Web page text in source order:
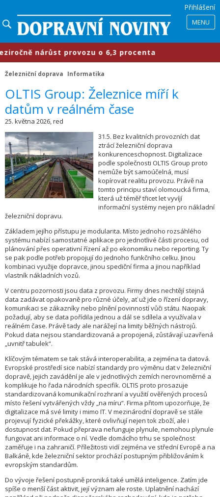
Přihlášení
MENU
nárůst provozu o 6,3 procenta
Železniční doprava Informatika
​OLTIS Group: Železnice míří k
datům v reálném čase
25. května 2026, red
31.5. Bez kvalitních provozních dat
ztrácí železniční doprava
konkurenceschopnost. Digitalizace
podle společnosti OLTIS Group proto
nemůže být samoúčelná, musí
kopírovat realitu provozu. Právě na
tomto principu staví olomoucká firma,
která už téměř třicet let vyvíjí
informační systémy nejen pro nákladní
železniční dopravu.
Základem jejího přístupu je modularita. Místo jednoho rozsáhlého
systému nabízí samostatné aplikace pro jednotlivé části procesu, od
plánování přes operativní řízení až po ekonomiku nebo reporting. Ty
se pak podle potřeb propojují do jednoho funkčního celku. Jinou
kombinaci využije dopravce, jinou spediční firma a jinou například
vlastník nákladních vozů.
V centru pozornosti jsou data z provozu. Firmy dnes nechtějí stejná
data zadávat opakovaně pro různé účely, ať už jde o řízení dopravy,
komunikaci se zákazníky nebo plnění povinností vůči státu. Naopak
požadují, aby se data pořídila jednou a dál se sdílela a využívala v
reálném čase. Právě tady ale narážejí na limity běžných nástrojů.
Pokud data nejsou standardizovaná a propojená, zůstávají uzavřená
„uvnitř tabulek“.
Klíčovým tématem se tak stává interoperabilita, a zejména ta datová.
Evropské prostředí sice nabízí standardy pro výměnu dat v železniční
dopravě, jejich zavádění je ale v jednotlivých zemích nerovnoměrné a
komplikuje ho řada národních specifik. OLTIS proto prosazuje
standardizovaná komunikační rozhraní a využití ověřených procesů
místo řešení vytvářených vždy „na míru“. Firma přitom upozorňuje, že
digitalizace má své limity i mimo IT. V mezinárodní dopravě se stále
projevují fyzické překážky, které ovlivňují nejen tok zboží, ale i
dostupnost dat. Pokud přeprava nefunguje plynule, nemohou plynule
fungovat ani informace o ní. Vedle domácího trhu se společnost
zaměřuje i na zahraničí. Příležitosti vidí zejména ve střední Evropě a na
Balkáně, kde železniční sektor prochází postupným přibližováním k
evropským standardům.
Do vývoje řešení postupně proniká také umělá inteligence. Zatím jde
spíše o menší část aktivit, její význam ale roste. Uplatnění nachází